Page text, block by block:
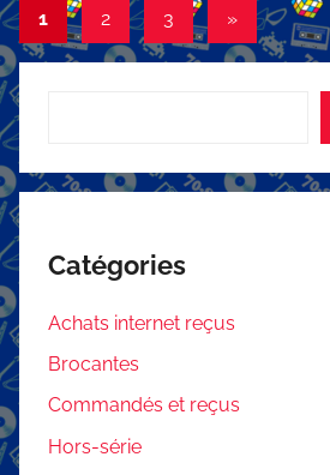
Pagination
des
publications
1 2 3
Articles
suivants
»
Catégories
Achats internet reçus
Brocantes
Commandés et reçus
Hors-série